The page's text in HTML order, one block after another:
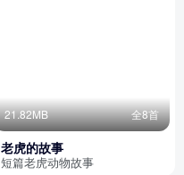
21.82MB 全8首
老虎的故事
短篇老虎动物故事